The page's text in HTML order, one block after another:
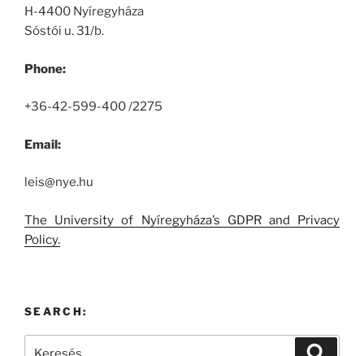
H-4400 Nyíregyháza
Sóstói u. 31/b.
Phone:
+36-42-599-400 /2275
Email:
leis@nye.hu
The University of Nyíregyháza’s GDPR and Privacy
Policy.
SEARCH: